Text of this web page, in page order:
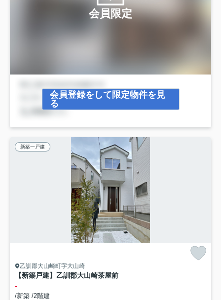
会員限定
会員登録をして限定物件を見
る
新築一戸建
乙訓郡大山崎町字大山崎
【新築戸建】乙訓郡大山崎茶屋前
-
/新築 /2階建